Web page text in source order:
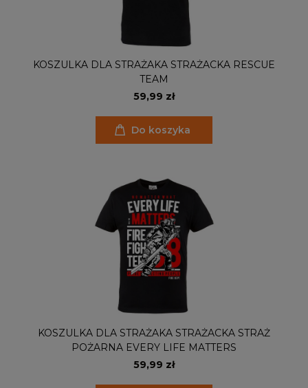
KOSZULKA DLA STRAŻAKA STRAŻACKA RESCUE
TEAM
59,99 zł
Do koszyka
KOSZULKA DLA STRAŻAKA STRAŻACKA STRAŻ
POŻARNA EVERY LIFE MATTERS
59,99 zł